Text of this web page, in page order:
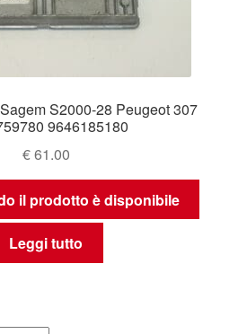
S2000-28 Peugeot 307
9646185180
€61.00
il prodotto è disponibile
Leggi tutto